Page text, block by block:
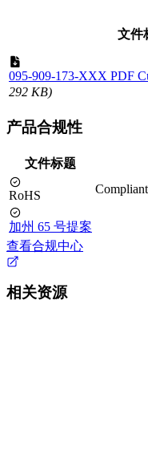
文件
095-909-173-XXX PDF
292 KB)
产品合规性
文件标题
RoHS
加州 65 号提案
查看合规中心
相关资源